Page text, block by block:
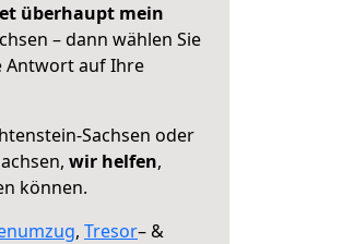
überhaupt mein
– dann wählen Sie
Antwort auf Ihre
Sachsen oder
wir helfen,
können.
, Tresor– &